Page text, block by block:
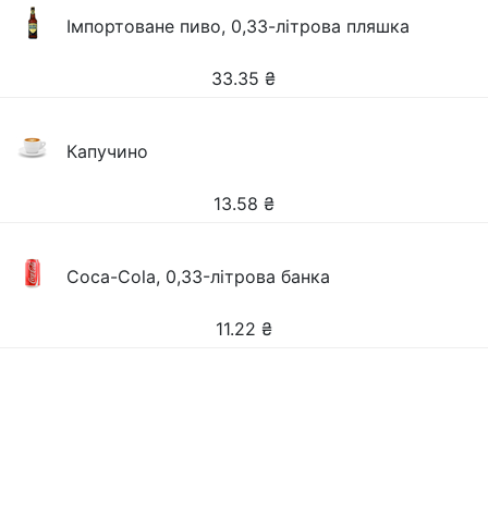
Імпортоване пиво, 0,33-літрова пляшка
33.35 ₴
Капучино
13.58 ₴
Coca-Cola, 0,33-літрова банка
11.22 ₴